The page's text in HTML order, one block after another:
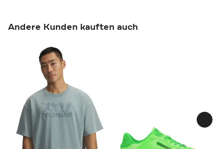
Andere Kunden kauften auch